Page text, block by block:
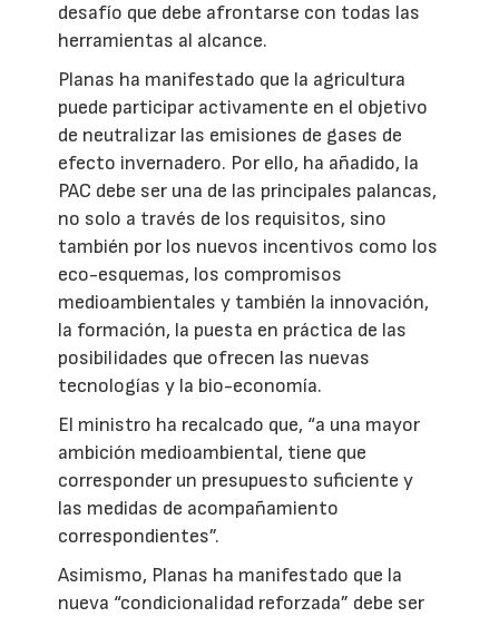
desafío que debe afrontarse con todas las
herramientas al alcance.
Planas ha manifestado que la agricultura
puede participar activamente en el objetivo
de neutralizar las emisiones de gases de
efecto invernadero. Por ello, ha añadido, la
PAC debe ser una de las principales palancas,
no solo a través de los requisitos, sino
también por los nuevos incentivos como los
eco-esquemas, los compromisos
medioambientales y también la innovación,
la formación, la puesta en práctica de las
posibilidades que ofrecen las nuevas
tecnologías y la bio-economía.
El ministro ha recalcado que, “a una mayor
ambición medioambiental, tiene que
corresponder un presupuesto suficiente y
las medidas de acompañamiento
correspondientes”.
Asimismo, Planas ha manifestado que la
nueva “condicionalidad reforzada” debe ser